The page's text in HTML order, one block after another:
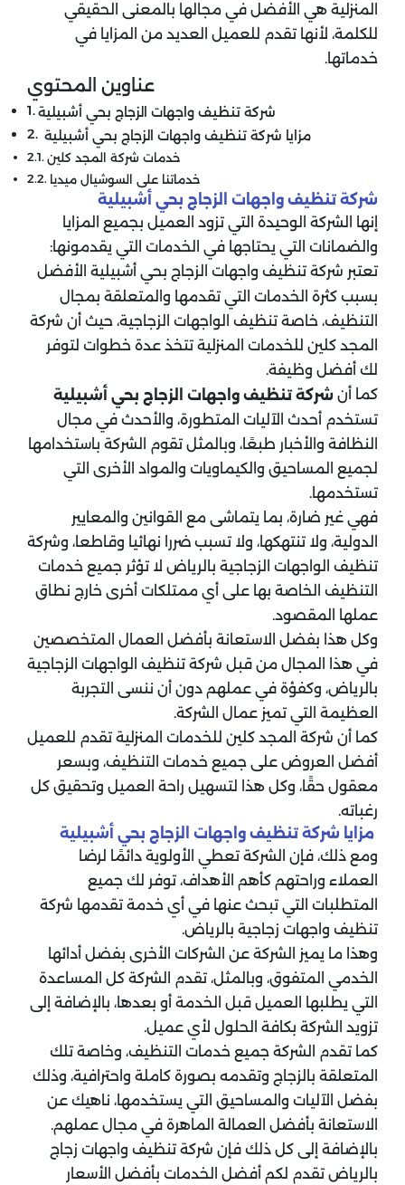
المنزلية هي الأفضل في مجالها بالمعنى الحقيقي
للكلمة، لأنها تقدم للعميل العديد من المزايا في
خدماتها.
عناوين المحتوي
شركة تنظيف واجهات الزجاج بحي أشبيلية
مزايا شركة تنظيف واجهات الزجاج بحي أشبيلية
خدمات شركة المجد كلين
خدماتنا على السوشيال ميديا
شركة تنظيف واجهات الزجاج بحي أشبيلية
إنها الشركة الوحيدة التي تزود العميل بجميع المزايا
والضمانات التي يحتاجها في الخدمات التي يقدمونها:
تعتبر شركة تنظيف واجهات الزجاج بحي أشبيلية الأفضل
بسبب كثرة الخدمات التي تقدمها والمتعلقة بمجال
التنظيف، خاصة تنظيف الواجهات الزجاجية، حيث أن شركة
المجد كلين للخدمات المنزلية تتخذ عدة خطوات لتوفر
لك أفضل وظيفة.
كما أن شركة تنظيف واجهات الزجاج بحي أشبيلية
تستخدم أحدث الآليات المتطورة، والأحدث في مجال
النظافة والأخبار طبعًا، وبالمثل تقوم الشركة باستخدامها
لجميع المساحيق والكيماويات والمواد الأخرى التي
تستخدمها.
فهي غير ضارة، بما يتماشى مع القوانين والمعايير
الدولية، ولا تنتهكها، ولا تسبب ضررا نهائيا وقاطعا، وشركة
تنظيف الواجهات الزجاجية بالرياض لا تؤثر جميع خدمات
التنظيف الخاصة بها على أي ممتلكات أخرى خارج نطاق
عملها المقصود.
وكل هذا بفضل الاستعانة بأفضل العمال المتخصصين
في هذا المجال من قبل شركة تنظيف الواجهات الزجاجية
بالرياض، وكفؤة في عملهم دون أن ننسى التجربة
العظيمة التي تميز عمال الشركة.
كما أن شركة المجد كلين للخدمات المنزلية تقدم للعميل
أفضل العروض على جميع خدمات التنظيف، وبسعر
معقول حقًا، وكل هذا لتسهيل راحة العميل وتحقيق كل
رغباته.
مزايا شركة تنظيف واجهات الزجاج بحي أشبيلية
ومع ذلك، فإن الشركة تعطي الأولوية دائمًا لرضا
العملاء وراحتهم كأهم الأهداف، توفر لك جميع
المتطلبات التي تبحث عنها في أي خدمة تقدمها شركة
تنظيف واجهات زجاجية بالرياض.
وهذا ما يميز الشركة عن الشركات الأخرى بفضل أدائها
الخدمي المتفوق، وبالمثل، تقدم الشركة كل المساعدة
التي يطلبها العميل قبل الخدمة أو بعدها، بالإضافة إلى
تزويد الشركة بكافة الحلول لأي عميل.
كما تقدم الشركة جميع خدمات التنظيف، وخاصة تلك
المتعلقة بالزجاج وتقدمه بصورة كاملة واحترافية، وذلك
بفضل الآليات والمساحيق التي يستخدمها، ناهيك عن
الاستعانة بأفضل العمالة الماهرة في مجال عملهم.
بالإضافة إلى كل ذلك فإن شركة تنظيف واجهات زجاج
بالرياض تقدم لكم أفضل الخدمات بأفضل الأسعار